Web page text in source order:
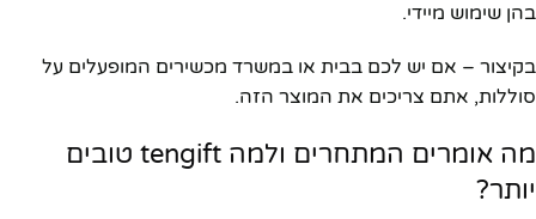
בהן שימוש מיידי.
בקיצור – אם יש לכם בבית או במשרד מכשירים המופעלים על
סוללות, אתם צריכים את המוצר הזה.
מה אומרים המתחרים ולמה tengift טובים
יותר?